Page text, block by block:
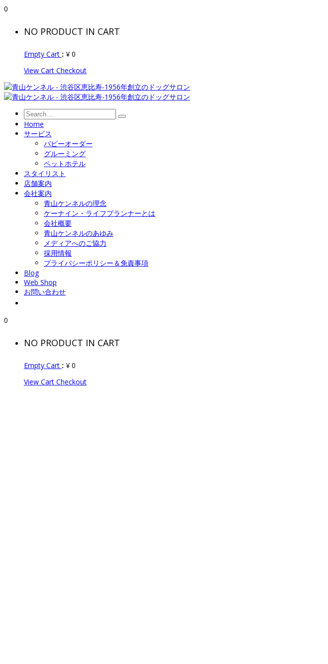
0
NO PRODUCT IN CART
Empty Cart : ¥ 0
View Cart Checkout
Home
サービス
パピーオーダー
グルーミング
ペットホテル
スタイリスト
店舗案内
会社案内
青山ケンネルの理念
ケーナイン・ライフプランナーとは
会社概要
青山ケンネルのあゆみ
メディアへのご協力
採用情報
プライバシーポリシー＆免責事項
Blog
Web Shop
お問い合わせ
0
NO PRODUCT IN CART
Empty Cart : ¥ 0
View Cart Checkout